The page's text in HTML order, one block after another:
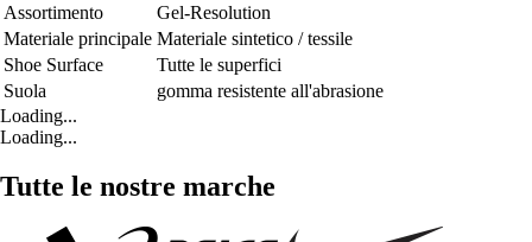
Assortimento
Gel-Resolution
Materiale principale Materiale sintetico / tessile
Shoe Surface
Tutte le superfici
Suola
gomma resistente all'abrasione
Loading...
Loading...
Tutte le nostre marche